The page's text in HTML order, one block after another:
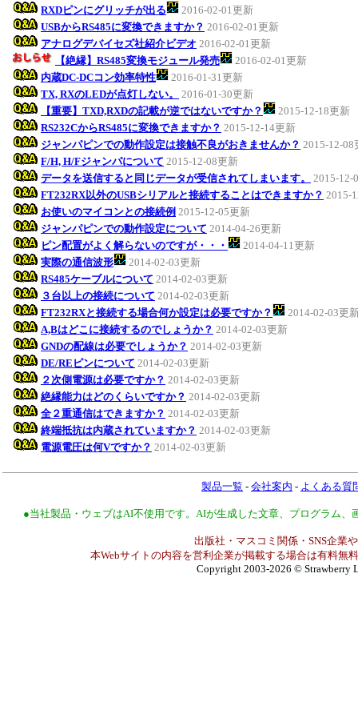
RXDピンにグリッチが出る
2016-02-01更新
USBからRS485に変換できますか？ 2016-02-01更新
アナログデバイセズ社紹介ビデオ 2016-02-01更新
【絶縁】RS485変換モジュール発売
2016-02-01更新
内蔵DC-DCコン効率特性
2016-01-31更新
TX, RXのLEDが点灯しない。
2016-01-30更新
【重要】TXD,RXDの記載が逆ではないですか？
2015-12-18更新
RS232CからRS485に変換できますか？ 2015-12-14更新
ジャンパピンでの動作設定は接触不良がおきませんか？ 2015-12-08
F/H, H/Fジャンパについて 2015-12-08更新
データを送信すると同じデータが受信されてしまいます。
2015-12-
FT232RX以外のUSBシリアルと接続することはできますか？ 2015-
お使いのマイコンとの接続例 2015-12-05更新
ジャンパピンでの動作設定について 2014-04-26更新
ピン配置がよく解らないのですが・・・
2014-04-11更新
実際の通信波形
2014-02-03更新
RS485ケーブルについて 2014-02-03更新
３台以上の接続について 2014-02-03更新
FT232RXと接続する場合何か設定は必要ですか？
2014-02-03更
A,Bはどこに接続するのでしょうか？ 2014-02-03更新
GNDの配線は必要でしょうか？ 2014-02-03更新
DE/REピンについて 2014-02-03更新
２次側電源は必要ですか？ 2014-02-03更新
絶縁能力はどのくらいですか？ 2014-02-03更新
全２重通信はできますか？ 2014-02-03更新
終端抵抗は内蔵されていますか？ 2014-02-03更新
電源電圧は何Vですか？ 2014-02-03更新
製品一覧 - 会社案内 - よくある質
●当社製品・ウェブはAI不使用です。AIが生成した文章、プログラム
出版社・マスコミ関係・SNS企業
本Webサイトの内容を営利企業が掲載する場合は有料無
Copyright 2003-2026 © Strawberry